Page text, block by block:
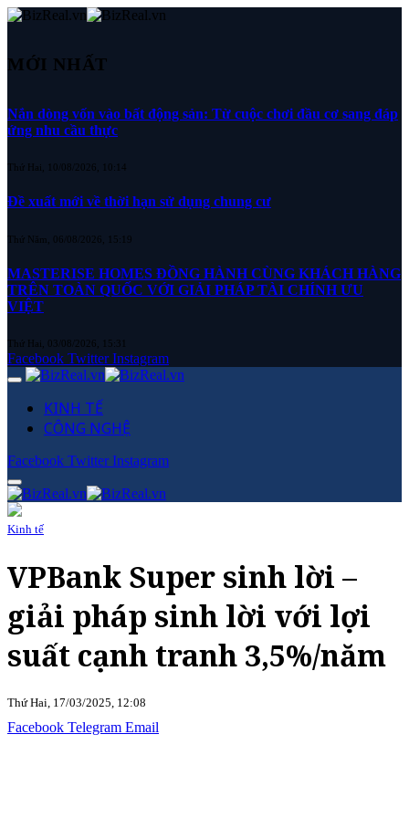
MỚI NHẤT
Nắn dòng vốn vào bất động sản: Từ cuộc chơi đầu cơ sang đáp
ứng nhu cầu thực
Thứ Hai, 10/08/2026, 10:14
Đề xuất mới về thời hạn sử dụng chung cư
Thứ Năm, 06/08/2026, 15:19
MASTERISE HOMES ĐỒNG HÀNH CÙNG KHÁCH HÀNG
TRÊN TOÀN QUỐC VỚI GIẢI PHÁP TÀI CHÍNH ƯU
VIỆT
Thứ Hai, 03/08/2026, 15:31
Facebook Twitter Instagram
KINH TẾ
CÔNG NGHỆ
Facebook Twitter Instagram
Kinh tế
VPBank Super sinh lời –
giải pháp sinh lời với lợi
suất cạnh tranh 3,5%/năm
Thứ Hai, 17/03/2025, 12:08
Facebook Telegram Email